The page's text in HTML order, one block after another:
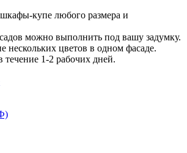
купе любого размера и
можно выполнить под вашу задумку.
нескольких цветов в одном фасаде.
течение 1-2 рабочих дней.